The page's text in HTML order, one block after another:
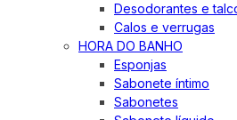
Desodorantes e
Calos e verrugas
HORA DO BANHO
Esponjas
Sabonete íntimo
Sabonetes